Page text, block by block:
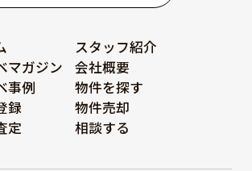
スタッフ紹介
マガジン
会社概要
事例
物件を探す
録
物件売却
定
相談する